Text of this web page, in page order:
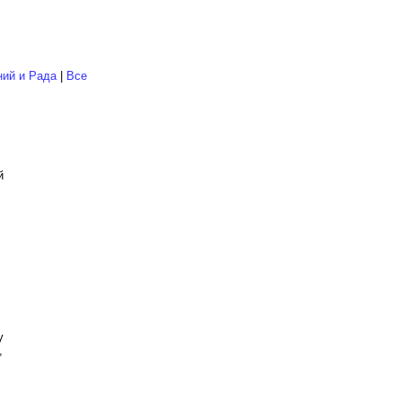
и Рада| Все